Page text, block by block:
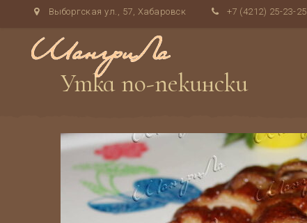
Выборгская ул., 57, Хабаровск +7 (4212) 25-23-25
Утка по-пекински